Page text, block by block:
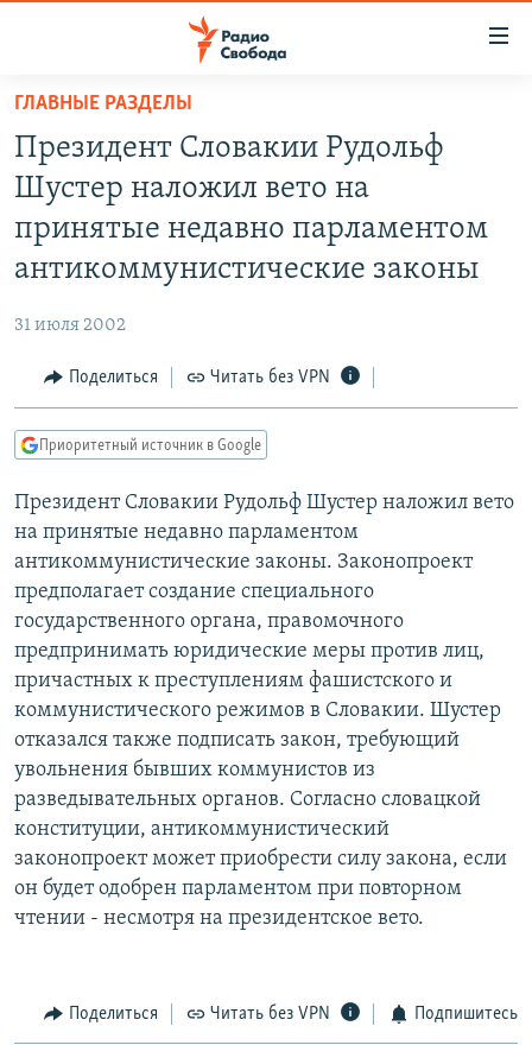
упрощенного
доступа
Вернуться
основному
содержанию
навигации
Вернутся
ПОДКАСТЫ
АВТОРСКИЕ ПРОЕКТЫ
IDEL.РЕАЛИИ
КАВКАЗ.РЕАЛИИ
СИБИРЬ.РЕАЛИИ
РАСПИСАНИЕ ВЕЩАНИЯ
ПОДПИШИТЕСЬ НА РАССЫЛКУ
СОЦИАЛЬНЫЕ СЕТИ
Все сайты РСЕ/РС
ГЛАВНЫЕ РАЗДЕЛЫ
Президент Словакии Рудольф
Шустер наложил вето на
принятые недавно парламентом
антикоммунистические законы
31 июля 2002
Поделиться Читать без VPN
Приоритетный источник в Google
Президент Словакии Рудольф Шустер наложил вето
на принятые недавно парламентом
антикоммунистические законы. Законопроект
предполагает создание специального
государственного органа, правомочного
предпринимать юридические меры против лиц,
причастных к преступлениям фашистского и
коммунистического режимов в Словакии. Шустер
отказался также подписать закон, требующий
увольнения бывших коммунистов из
разведывательных органов. Согласно словацкой
конституции, антикоммунистический
законопроект может приобрести силу закона, если
он будет одобрен парламентом при повторном
чтении - несмотря на президентское вето.
Поделиться Читать без VPN Подпишитесь